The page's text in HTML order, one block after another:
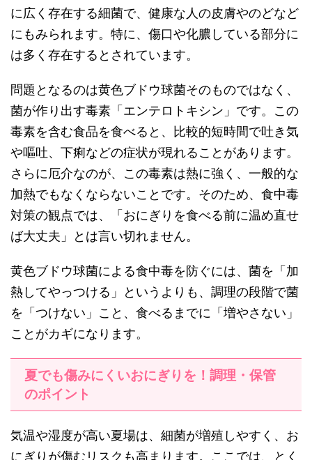
に広く存在する細菌で、健康な人の皮膚やのどなど
にもみられます。特に、傷口や化膿している部分に
は多く存在するとされています。
問題となるのは黄色ブドウ球菌そのものではなく、
菌が作り出す毒素「エンテロトキシン」です。この
毒素を含む食品を食べると、比較的短時間で吐き気
や嘔吐、下痢などの症状が現れることがあります。
さらに厄介なのが、この毒素は熱に強く、一般的な
加熱でもなくならないことです。そのため、食中毒
対策の観点では、「おにぎりを食べる前に温め直せ
ば大丈夫」とは言い切れません。
黄色ブドウ球菌による食中毒を防ぐには、菌を「加
熱してやっつける」というよりも、調理の段階で菌
を「つけない」こと、食べるまでに「増やさない」
ことがカギになります。
夏でも傷みにくいおにぎりを！調理・保管
のポイント
気温や湿度が高い夏場は、細菌が増殖しやすく、お
にぎりが傷むリスクも高まります。ここでは、とく